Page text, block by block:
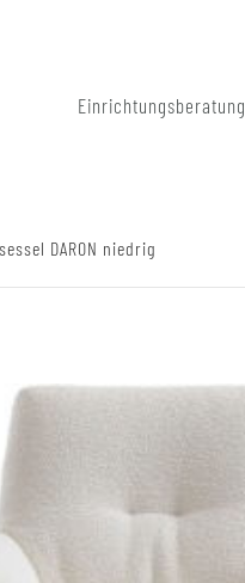
Einrichtungsberatung
DARON niedrig